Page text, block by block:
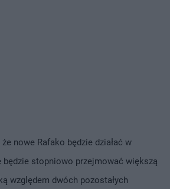
że nowe Rafako będzie działać w
będzie stopniowo przejmować większą
względem dwóch pozostałych